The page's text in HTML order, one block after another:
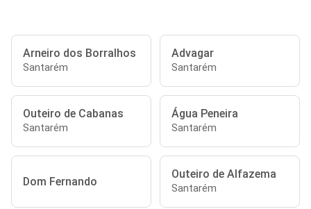
Arneiro dos Borralhos
Santarém
Advagar
Santarém
Outeiro de Cabanas
Santarém
Água Peneira
Santarém
Dom Fernando
Outeiro de Alfazema
Santarém